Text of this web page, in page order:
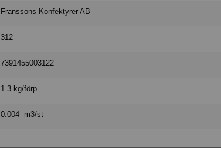
Franssons Konfektyrer AB
312
7391455003122
1.3 kg/förp
0.004 m3/st